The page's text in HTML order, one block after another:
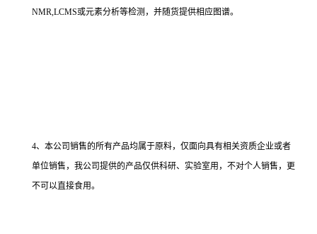
NMR,LCMS或元素分析等检测，并随货提供相应图谱。
4、本公司销售的所有产品均属于原料，仅面向具有相关资质企业或者
单位销售，我公司提供的产品仅供科研、实验室用，不对个人销售，更
不可以直接食用。